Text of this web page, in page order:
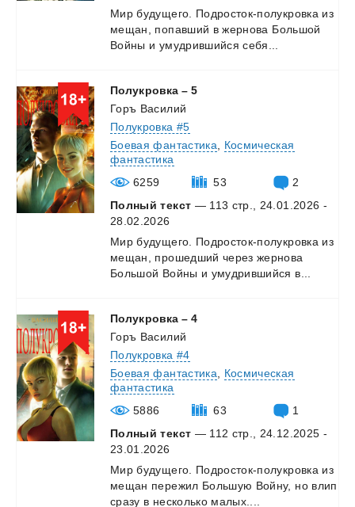
Мир будущего. Подросток-полукровка из
мещан,
попавший в жернова Большой
Войны и умудрившийся себя...
Полукровка – 5
Горъ Василий
Полукровка #5
Боевая фантастика
Космическая
фантастика
6259
53
2
Полный текст — 113 стр., 24.01.2026 -
28.02.2026
Мир будущего. Подросток-полукровка из
мещан,
прошедший через жернова
Большой Войны и умудрившийся в...
Полукровка – 4
Горъ Василий
Полукровка #4
Боевая фантастика
Космическая
фантастика
5886
63
1
Полный текст — 112 стр., 24.12.2025 -
23.01.2026
Мир будущего. Подросток-полукровка из
мещан пережил Большую Войну, но влип
сразу в несколько малых....